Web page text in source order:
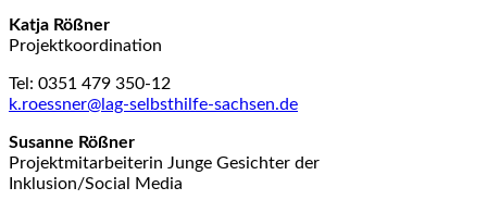
Katja Rößner
Projektkoordination
Tel: 0351 479 350-12
k.roessner@lag-selbsthilfe-sachsen.de
Susanne Rößner
Projektmitarbeiterin Junge Gesichter der
Inklusion/Social Media